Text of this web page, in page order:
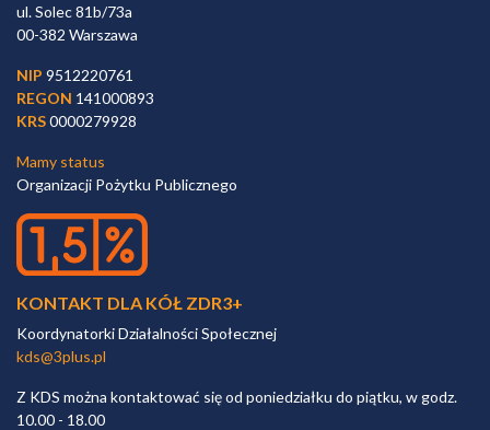
ul. Solec 81b/73a
00-382 Warszawa
NIP 9512220761
REGON 141000893
KRS0000279928
Mamy status
Organizacji Pożytku Publicznego
KONTAKT DLA KÓŁ ZDR3+
Koordynatorki Działalności Społecznej
kds@3plus.pl
Z KDS można kontaktować się od poniedziałku do piątku, w godz.
10.00 - 18.00